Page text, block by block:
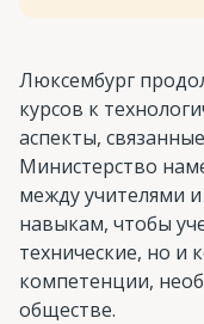
Люксембург
курсов к
аспекты,
Министерство
между учителями
навыкам, чтобы
технические, но и
компетенции,
обществе.